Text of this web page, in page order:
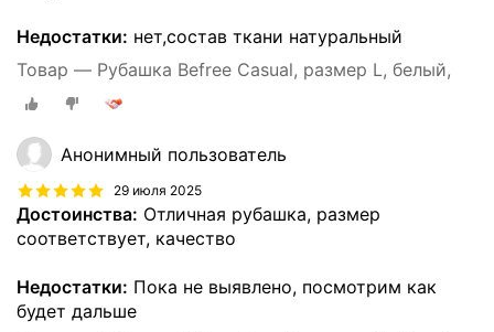
Недостатки: нет,состав ткани натуральный
Товар — Рубашка Befree Casual, размер L, белый,
Анонимный пользователь
29 июля 2025
Достоинства: Отличная рубашка, размер
соответствует, качество
Недостатки: Пока не выявлено, посмотрим как
будет дальше